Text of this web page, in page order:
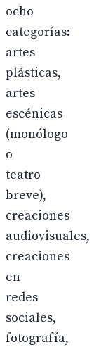
ocho
categorías:
artes
plásticas,
artes
escénicas
(monólogo
o
teatro
breve),
creaciones
audiovisuales,
creaciones
en
redes
sociales,
fotografía,